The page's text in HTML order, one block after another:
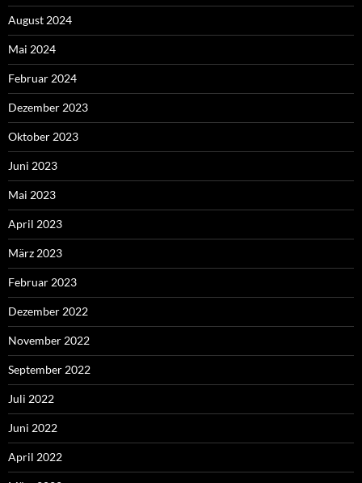
August 2024
Mai 2024
Februar 2024
Dezember 2023
Oktober 2023
Juni 2023
Mai 2023
April 2023
März 2023
Februar 2023
Dezember 2022
November 2022
September 2022
Juli 2022
Juni 2022
April 2022